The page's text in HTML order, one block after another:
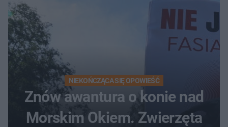
NIEKOŃCZĄCA SIĘ OPOWIEŚĆ
Znów awantura o konie nad
Morskim Okiem. Zwierzęta